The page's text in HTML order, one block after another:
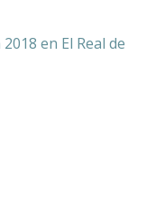
en El Real de